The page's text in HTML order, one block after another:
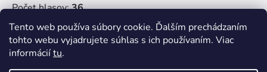
Tento web používa súbory cookie. Ďalším prechádzaním
tohto webu vyjadrujete súhlas s ich používaním. Viac
informáciítu.
Počet hlasov:36
MôjPrvýEshop.sk Shoptet.sk